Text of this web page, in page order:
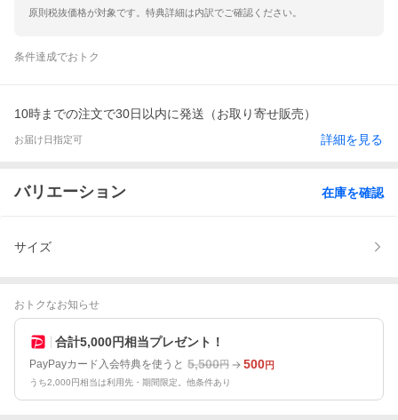
原則税抜価格が対象です。特典詳細は内訳でご確認ください。
条件達成でおトク
10時までの注文で30日以内に発送（お取り寄せ販売）
お届け日指定可 詳細を見る
バリエーション 在庫を確認
サイズ
おトクなお知らせ
合計5,000円相当プレゼント！
PayPayカード入会特典を使うと 5,500円 500円
うち2,000円相当は利用先・期間限定。他条件あり